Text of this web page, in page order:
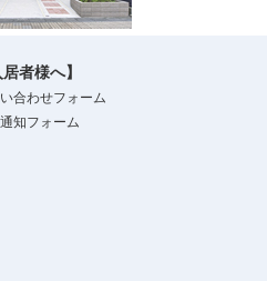
居者様へ】
合わせフォーム
知フォーム